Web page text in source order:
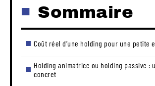
Sommaire
Coût réel d’une holding pour une petite
Holding animatrice ou holding passive :
concret